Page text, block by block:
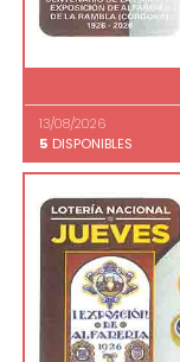
13/08/2026
5 DISPONIBLES